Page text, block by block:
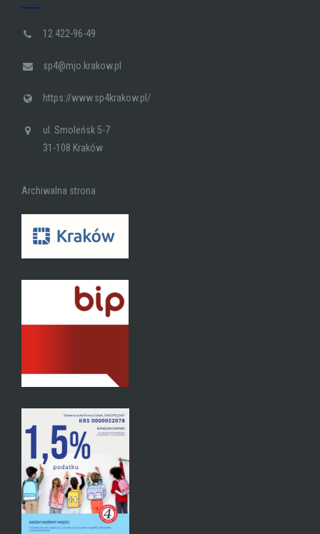
12 422-96-49
sp4@mjo.krakow.pl
https://www.sp4krakow.pl/
ul. Smoleńsk 5-7
31-108 Kraków
Archiwalna strona